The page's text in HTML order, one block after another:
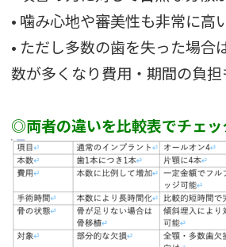
• 噛み心地や審美性も非常に高
• ただし多数の歯を失った場合
数が多くなり費用・期間の負
◎両者の違いを比較表でチェッ